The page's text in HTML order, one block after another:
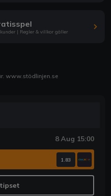
| Regler & villkor gäller
www.stödlinjen.se
8 Aug 15:00
1.83